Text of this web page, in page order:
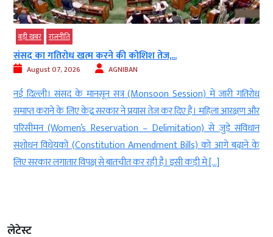
बड़ी खबर राजनीति
संसद का गतिरोध खत्म करने की कोशिश तेज,...
August 07, 2026 AGNIBAN
नई दिल्ली। संसद के मानसून सत्र (Monsoon Session) में जारी गतिरोध
समाप्त कराने के लिए केंद्र सरकार ने प्रयास तेज कर दिए हैं। महिला आरक्षण और
परिसीमन (Women’s Reservation – Delimitation) से जुड़े संविधान
संशोधन विधेयकों (Constitution Amendment Bills) को आगे बढ़ाने के
लिए सरकार लगातार विपक्ष से बातचीत कर रही है। इसी कड़ी में […]
लेटेस्ट